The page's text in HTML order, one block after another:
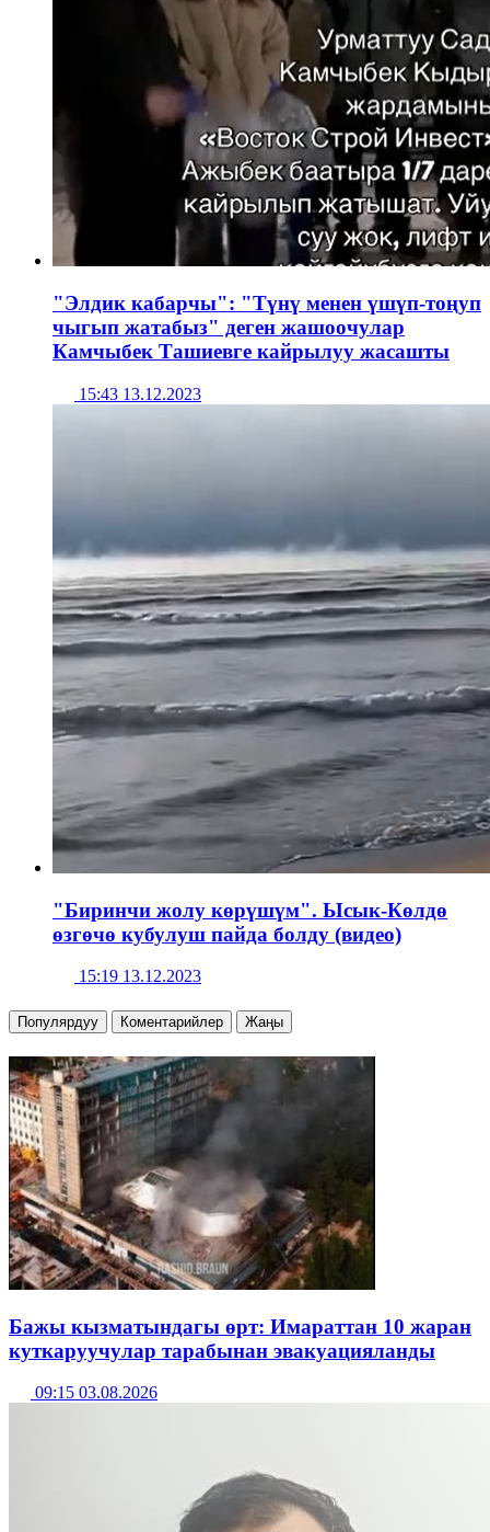
"Элдик кабарчы": "Түнү менен үшүп-тоңуп
чыгып жатабыз" деген жашоочулар
Камчыбек Ташиевге кайрылуу жасашты
15:43 13.12.2023
"Биринчи жолу көрүшүм". Ысык-Көлдө
өзгөчө кубулуш пайда болду (видео)
15:19 13.12.2023
Популярдуу Коментарийлер Жаңы
Бажы кызматындагы өрт: Имараттан 10 жаран
куткаруучулар тарабынан эвакуацияланды
09:15 03.08.2026